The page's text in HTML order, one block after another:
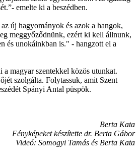
emelte ki a beszédben.
új hagyományok és azok a hangok,
meggyőződnünk, ezért ki kell állnunk,
és unokáinkban is." - hangzott el a
magyar szentekkel közös utunkat.
szolgálta. Folytassuk, amit Szent
Spányi Antal püspök.
Berta Kata
Fényképeket készítette dr. Berta Gábor
Videó: Somogyi Tamás és Berta Kata